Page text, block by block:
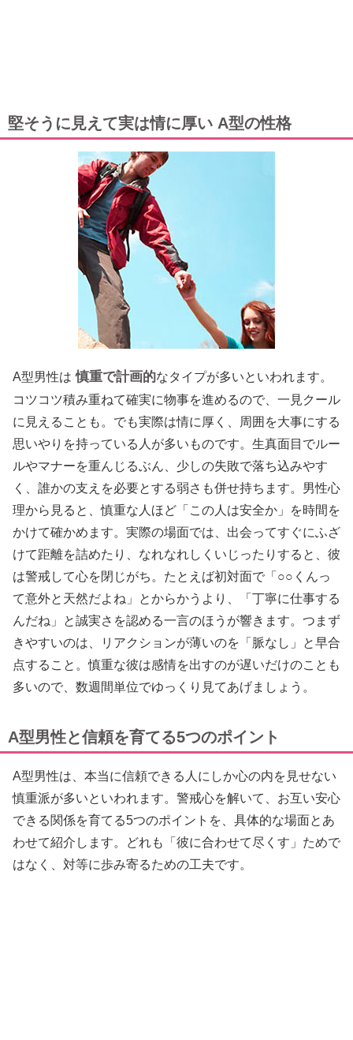
堅そうに見えて実は情に厚い A型の性格
A型男性は 慎重で計画的なタイプが多いといわれます。
コツコツ積み重ねて確実に物事を進めるので、一見クール
に見えることも。でも実際は情に厚く、周囲を大事にする
思いやりを持っている人が多いものです。生真面目でルー
ルやマナーを重んじるぶん、少しの失敗で落ち込みやす
く、誰かの支えを必要とする弱さも併せ持ちます。男性心
理から見ると、慎重な人ほど「この人は安全か」を時間を
かけて確かめます。実際の場面では、出会ってすぐにふざ
けて距離を詰めたり、なれなれしくいじったりすると、彼
は警戒して心を閉じがち。たとえば初対面で「○○くんっ
て意外と天然だよね」とからかうより、「丁寧に仕事する
んだね」と誠実さを認める一言のほうが響きます。つまず
きやすいのは、リアクションが薄いのを「脈なし」と早合
点すること。慎重な彼は感情を出すのが遅いだけのことも
多いので、数週間単位でゆっくり見てあげましょう。
A型男性と信頼を育てる5つのポイント
A型男性は、本当に信頼できる人にしか心の内を見せない
慎重派が多いといわれます。警戒心を解いて、お互い安心
できる関係を育てる5つのポイントを、具体的な場面とあ
わせて紹介します。どれも「彼に合わせて尽くす」ためで
はなく、対等に歩み寄るための工夫です。